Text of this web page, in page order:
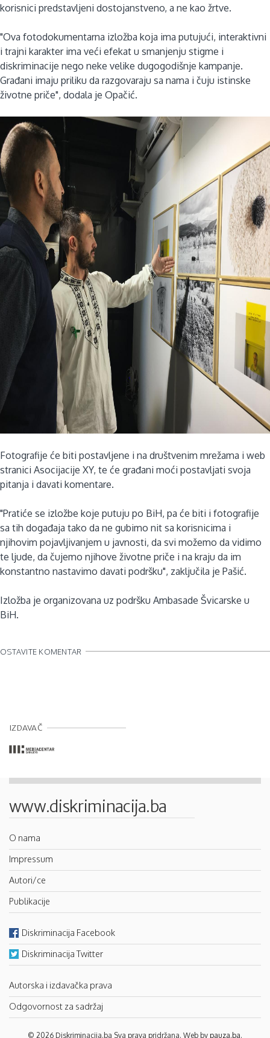
korisnici predstavljeni dostojanstveno, a ne kao žrtve.
"Ova fotodokumentarna izložba koja ima putujući, interaktivni
i trajni karakter ima veći efekat u smanjenju stigme i
diskriminacije nego neke velike dugogodišnje kampanje.
Građani imaju priliku da razgovaraju sa nama i čuju istinske
životne priče", dodala je Opačić.
Fotografije će biti postavljene i na društvenim mrežama i web
stranici Asocijacije XY, te će građani moći postavljati svoja
pitanja i davati komentare.
"Pratiće se izložbe koje putuju po BiH, pa će biti i fotografije
sa tih događaja tako da ne gubimo nit sa korisnicima i
njihovim pojavljivanjem u javnosti, da svi možemo da vidimo
te ljude, da čujemo njihove životne priče i na kraju da im
konstantno nastavimo davati podršku", zaključila je Pašić.
Izložba je organizovana uz podršku Ambasade Švicarske u
BiH.
OSTAVITE KOMENTAR
IZDAVAČ
www.diskriminacija.ba
O nama
Impressum
Autori/ce
Publikacije
Diskriminacija Facebook
Diskriminacija Twitter
Autorska i izdavačka prava
Odgovornost za sadržaj
© 2026 Diskriminacija.ba Sva prava pridržana. Web by pauza.ba.